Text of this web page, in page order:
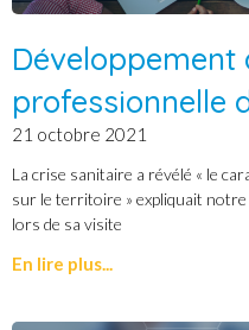
professionnelle
21 octobre 2021
La crise sanitaire a révélé « le
sur le territoire » expliquait
lors de sa visite
En lire plus...